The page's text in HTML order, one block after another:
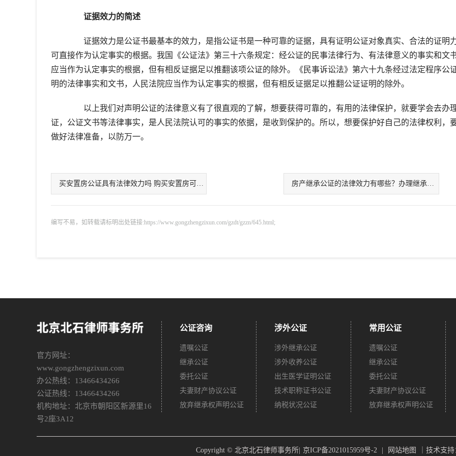
证据效力的简述
证据效力是公证书最基本的效力，是指公证书是一种可靠的证据，具有证明公证对象真实、合法的证明力
可直接作为认定事实的根据。我国《公证法》第三十六条规定：经公证的民事法律行为、有法律意义的事实和文书
应当作为认定事实的根据，但有相反证据足以推翻该项公证的除外。《民事诉讼法》第六十九条经过法定程序公
明的法律事实和文书，人民法院应当作为认定事实的根据，但有相反证据足以推翻公证证明的除外。
以上我们对声明公证的法律意义有了很直观的了解，想要获得可靠的，有用的法律保护，就要学会去办
证，公证文书等法律事实，是人民法院认可的事实的依据，是收到保护的。所以，想要保护好自己的法律权利，
做好法律准备，以防万一。
买安置房公证具有法律效力吗 购买安置房可以落 房产继承公证的法律效力有哪些？办理继承公证
编写不易，如转载请标明出处链接:https://www.gongzhengzixun.com/gzdt/gzzn/645.html;
官方网址：
www.gongzhengzixun.com
办公热线：13466434266
公证热线：13466434266
机构地址：北京市朝阳区新源里16
号2座3A12
公证咨询
遗嘱公证
继承公证
委托公证
夫妻财产协议公证
放弃继承权声明公证
涉外公证
涉外继承公证
涉外收养公证
出生医学证明公证
技术职称证书公证
纳税状况公证
常用公证
遗嘱公证
继承公证
委托公证
夫妻财产协议公证
放弃继承权声明公证
Copyright © 北京北石律师事务所| 京ICP备2021015959号-2 网站地图 ｜技术支持